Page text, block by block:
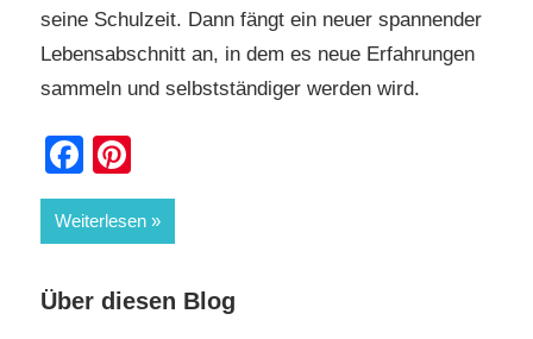
seine Schulzeit. Dann fängt ein neuer spannender
Lebensabschnitt an, in dem es neue Erfahrungen
sammeln und selbstständiger werden wird.
Facebook
Weiterlesen
Über diesen Blog